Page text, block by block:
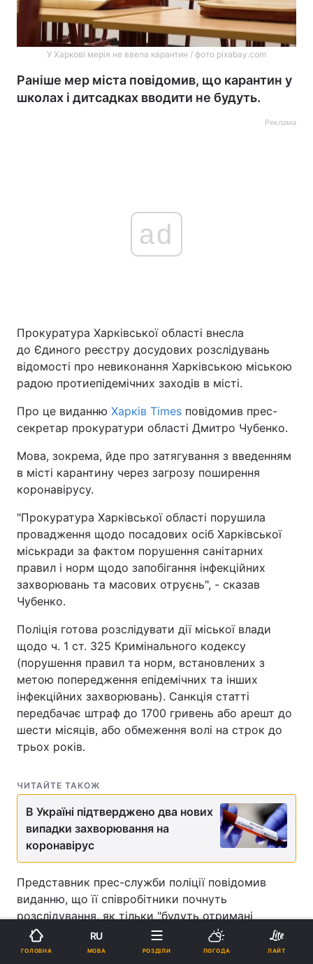
У Харкові мерія не ввела карантин / фото pixabay.com
Раніше мер міста повідомив, що карантин у
школах і дитсадках вводити не будуть.
Реклама
ad
Прокуратура Харківської області внесла
до Єдиного реєстру досудових розслідувань
відомості про невиконання Харківською міською
радою протиепідемічних заходів в місті.
Про це виданню Харків Times повідомив прес-
секретар прокуратури області Дмитро Чубенко.
Мова, зокрема, йде про затягування з введенням
в місті карантину через загрозу поширення
коронавірусу.
"Прокуратура Харківської області порушила
провадження щодо посадових осіб Харківської
міськради за фактом порушення санітарних
правил і норм щодо запобігання інфекційних
захворювань та масових отруєнь", - сказав
Чубенко.
Поліція готова розслідувати дії міської влади
щодо ч. 1 ст. 325 Кримінального кодексу
(порушення правил та норм, встановлених з
метою попередження епідемічних та інших
інфекційних захворювань). Санкція статті
передбачає штраф до 1700 гривень або арешт до
шести місяців, або обмеження волі на строк до
трьох років.
ЧИТАЙТЕ ТАКОЖ
В Україні підтверджено два нових
випадки захворювання на
коронавірус
Представник прес-служби поліції повідомив
виданню, що її співробітники почнуть
розслідування, як тільки "будуть отримані
відповідні матеріали".
ГОЛОВНА
RU
МОВА РОЗДІЛИ ПОГОДА ЛАЙТ